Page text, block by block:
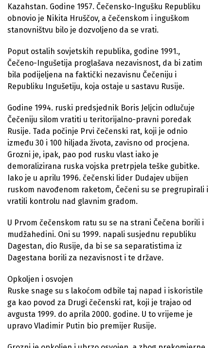
Kazahstan. Godine 1957. Čečensko-Ingušku Republiku
obnovio je Nikita Hruščov, a čečenskom i inguškom
stanovništvu bilo je dozvoljeno da se vrati.
Poput ostalih sovjetskih republika, godine 1991.,
Čečeno-Ingušetija proglašava nezavisnost, da bi zatim
bila podijeljena na faktički nezavisnu Čečeniju i
Republiku Ingušetiju, koja ostaje u sastavu Rusije.
Godine 1994. ruski predsjednik Boris Jeljcin odlučuje
Čečeniju silom vratiti u teritorijalno-pravni poredak
Rusije. Tada počinje Prvi čečenski rat, koji je odnio
između 30 i 100 hiljada života, zavisno od procjena.
Grozni je, ipak, pao pod rusku vlast iako je
demoralizirana ruska vojska pretrpjela teške gubitke.
Iako je u aprilu 1996. čečenski lider Dudajev ubijen
ruskom navođenom raketom, Čečeni su se pregrupirali i
vratili kontrolu nad glavnim gradom.
U Prvom čečenskom ratu su se na strani Čečena borili i
mudžahedini. Oni su 1999. napali susjednu republiku
Dagestan, dio Rusije, da bi se sa separatistima iz
Dagestana borili za nezavisnost i te države.
Opkoljen i osvojen
Ruske snage su s lakoćom odbile taj napad i iskoristile
ga kao povod za Drugi čečenski rat, koji je trajao od
avgusta 1999. do aprila 2000. godine. U to vrijeme je
upravo Vladimir Putin bio premijer Rusije.